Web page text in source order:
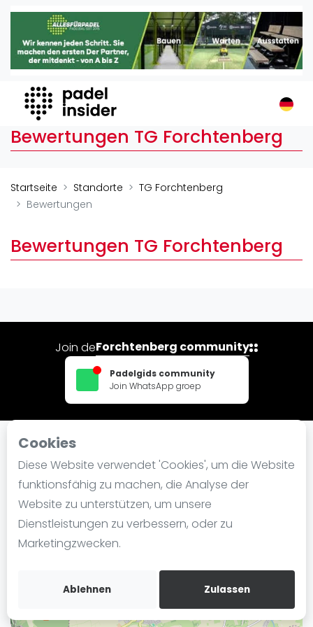
Cookies
Diese Website verwendet 'Cookies', um die Website
funktionsfähig zu machen, die Analyse der
Website zu unterstützen, um unsere
Dienstleistungen zu verbessern, oder zu
Marketingzwecken.
Ablehnen Zulassen
Padel Insider
Home
Organisationen
Buchungssysteme
Padel-Shops
Padelplatzbauer
Verschiedenes
Turniere
Ranking
FIP Männer
FIP Frauen
Blog
Die Geschichte von Padel
Regeln und Punktzählung
Padel Schläge
Video
Bewertungen TG Forchtenberg
Startseite Standorte
TG Forchtenberg
Bewertungen
Bewertungen TG Forchtenberg
Join deForchtenberg community
Padelgids community
Join WhatsApp groep
In der Nähe TG Forchtenberg
+
−